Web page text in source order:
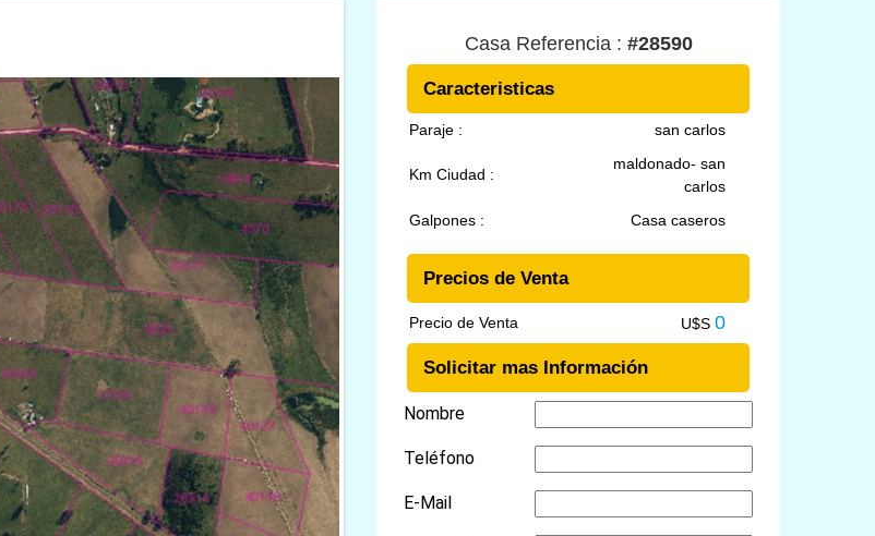
Casa Referencia : #28590
Caracteristicas
Paraje : san carlos
Km Ciudad :
maldonado- san
carlos
Galpones :
Casa caseros
Precios de Venta
Precio de Venta U$S 0
Solicitar mas Información
Nombre
Teléfono
E-Mail